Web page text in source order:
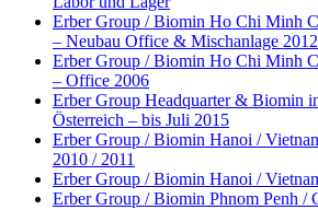
Erber Group / Biomin Ho Chi Minh
– Neubau Office & Mischanlage
Erber Group / Biomin Ho Chi Minh
– Office 2006
Erber Group Headquarter & Biomin
Österreich – bis Juli 2015
Erber Group / Biomin Hanoi /
2010 / 2011
Erber Group / Biomin Hanoi /
Erber Group / Biomin Phnom Penh /